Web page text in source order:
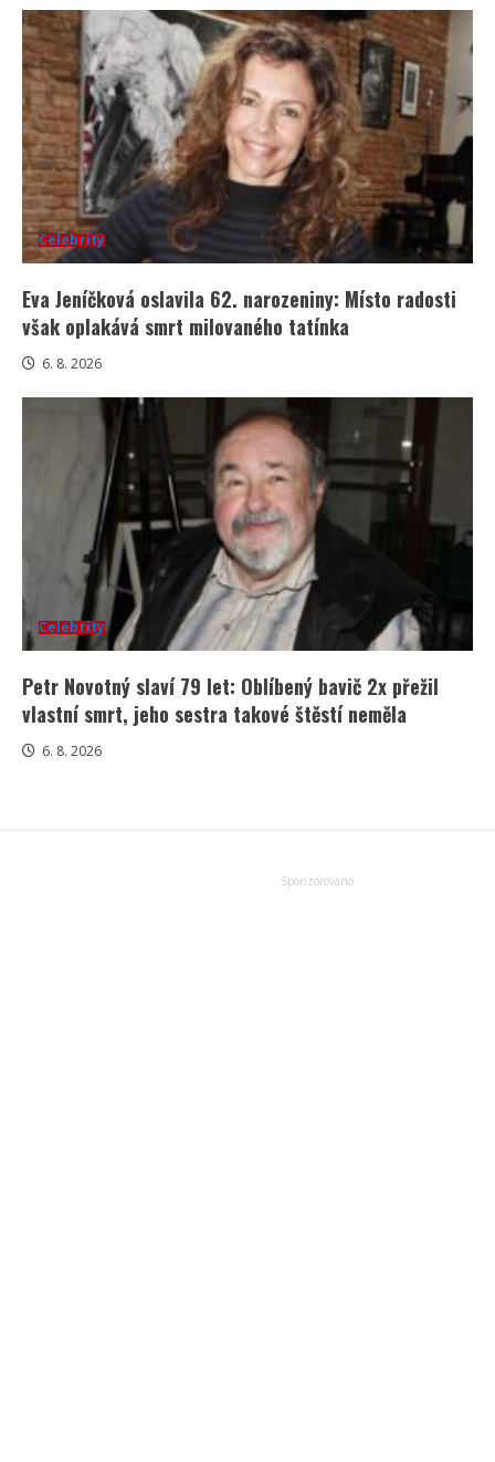
Celebrity
Eva Jeníčková oslavila 62. narozeniny: Místo radosti
však oplakává smrt milovaného tatínka
6. 8. 2026
Celebrity
Petr Novotný slaví 79 let: Oblíbený bavič 2x přežil
vlastní smrt, jeho sestra takové štěstí neměla
6. 8. 2026